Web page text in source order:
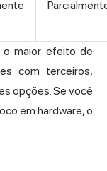
o maior efeito de
com terceiros,
opções. Se você
em hardware, o